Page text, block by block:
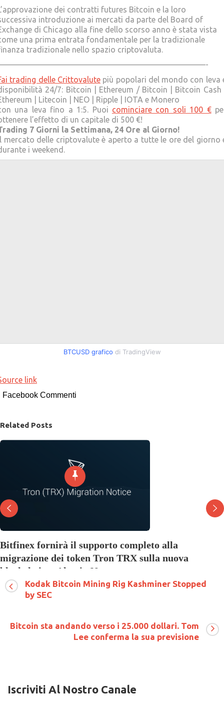
dei contratti futures Bitcoin e la loro
introduzione ai mercati da parte del Board of
di Chicago alla fine dello scorso anno è stata vista
una prima entrata fondamentale per la tradizionale
tradizionale nello spazio criptovaluta.
trading delle Crittovalutepiù popolari del mondo con leva
24/7: Bitcoin | Ethereum / Bitcoin | Bitcoin Cash
| Litecoin | NEO | Ripple | IOTA e Monero
una leva fino a 1:5. Puoi cominciare con soli 100 €
l’effetto di un capitale di 500 €!
7 Giorni la Settimana, 24 Ore al Giorno!
mercato delle criptovalute è aperto a tutte le ore del giorno
i weekend.
BTCUSD grafico di TradingView
link
Facebook Commenti
Related Posts
Bitfinex fornirà il supporto completo alla
migrazione dei token Tron TRX sulla nuova
blockchain – Altcoin News
3 Maggio 2018 Commenti disabilitatisu
supporto
completo
alla
sulla
Kodak Bitcoin Mining Rig Kashminer Stopped
by SEC
Bitcoin sta andando verso i 25.000 dollari. Tom
Lee conferma la sua previsione
Iscriviti Al Nostro Canale